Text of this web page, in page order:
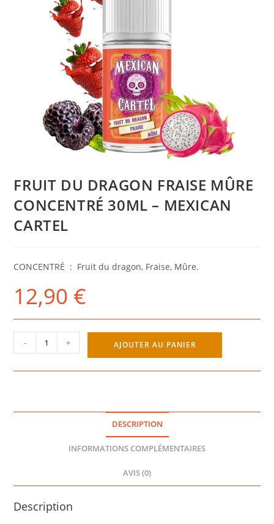
FRUIT DU DRAGON FRAISE MÛRE
CONCENTRÉ 30ML – MEXICAN
CARTEL
CONCENTRÉ : Fruit du dragon, Fraise, Mûre.
12,90 €
quantité
de
MÛRE
- + AJOUTER AU PANIER
DESCRIPTION
INFORMATIONS COMPLÉMENTAIRES
AVIS (0)
Description